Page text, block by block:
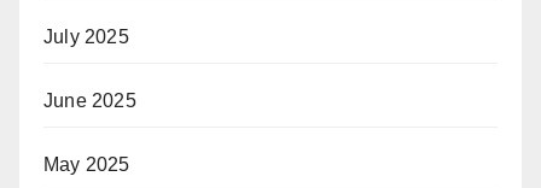
July 2025
June 2025
May 2025